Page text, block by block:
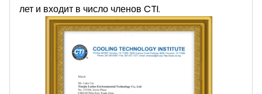
лет и входит в число членов CTI.